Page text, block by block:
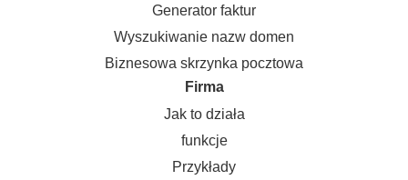
Generator faktur
Wyszukiwanie nazw domen
Biznesowa skrzynka pocztowa
Firma
Jak to działa
funkcje
Przykłady